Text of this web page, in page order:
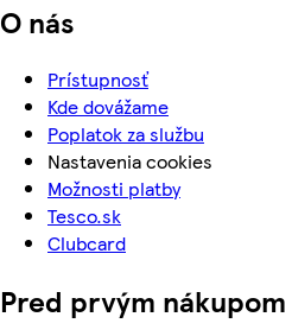
O nás
Prístupnosť
Kde dovážame
Poplatok za službu
Nastavenia cookies
Možnosti platby
Tesco.sk
Clubcard
Pred prvým nákupom